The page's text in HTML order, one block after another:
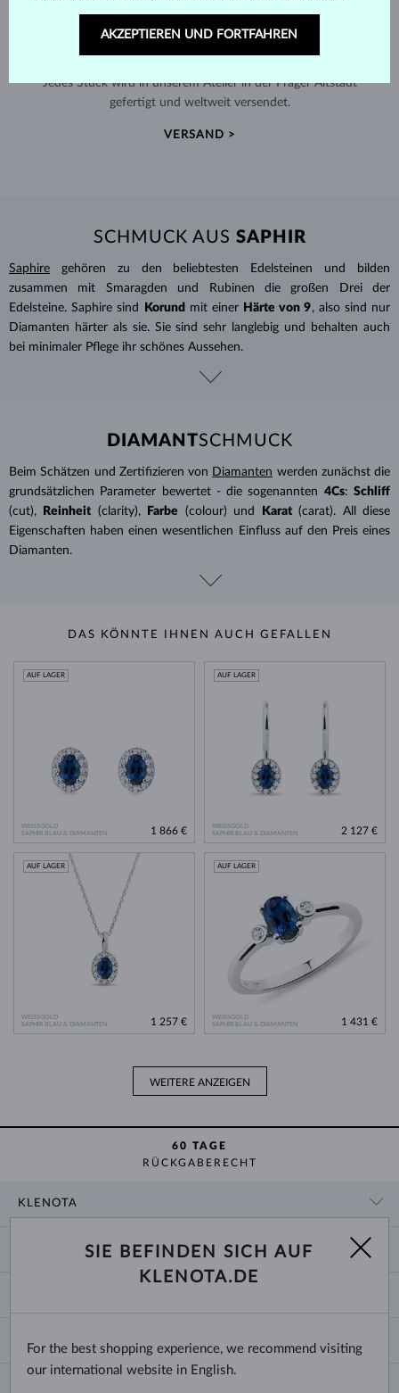
Jedes Stück wird in unserem Atelier in der Prager Altstadt
gefertigt und weltweit versendet.
VERSAND >
SCHMUCK AUS SAPHIR
Saphire gehören zu den beliebtesten Edelsteinen und bilden
zusammen mit Smaragden und Rubinen die großen Drei der
Edelsteine. Saphire sind
Korund mit einer Härte von 9, also sind nur
Diamanten härter als sie. Sie sind sehr langlebig und behalten auch
bei minimaler Pflege ihr schönes Aussehen.
DIAMANTSCHMUCK
Beim Schätzen und Zertifizieren von Diamanten werden zunächst die
grundsätzlichen Parameter bewertet - die sogenannten 4Cs: Schliff
(cut),
Reinheit (clarity), Farbe (colour) und Karat (carat). All diese
Eigenschaften haben einen wesentlichen Einfluss auf den Preis eines
Diamanten.
DAS KÖNNTE IHNEN AUCH GEFALLEN
WEISSGOLD
SAPHIR BLAU & DIAMANTEN
AUF LAGER
1 866 €
WEISSGOLD
SAPHIR BLAU & DIAMANTEN
AUF LAGER
2 127 €
WEISSGOLD
SAPHIR BLAU & DIAMANTEN
AUF LAGER
1 257 €
WEISSGOLD
SAPHIR BLAU & DIAMANTEN
AUF LAGER
1 431 €
WEITERE ANZEIGEN
60 TAGE
RÜCKGABERECHT
KLENOTA
BLOG
ZAHLUNG UND VERSAND
TRAURINGE AUSWÄHLEN
ECHTHEITSZERTIFIKATE
KETTENGRÖSSEN UND -ARTEN
ARMBANDGRÖSSEN
Deutschland & Österreich
AKZEPTIEREN UND FORTFAHREN
SIE BEFINDEN SICH AUF
KLENOTA.DE
For the best shopping experience, we recommend visiting
our international website in English.